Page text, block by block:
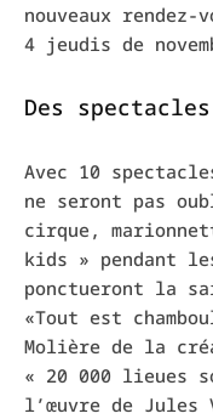
nouveaux
4 jeudis de
Des
Avec 10
ne seront pas
cirque,
kids » pendant
ponctueront la
«Tout est
Molière de la
« 20 000 lieues
l’œuvre de